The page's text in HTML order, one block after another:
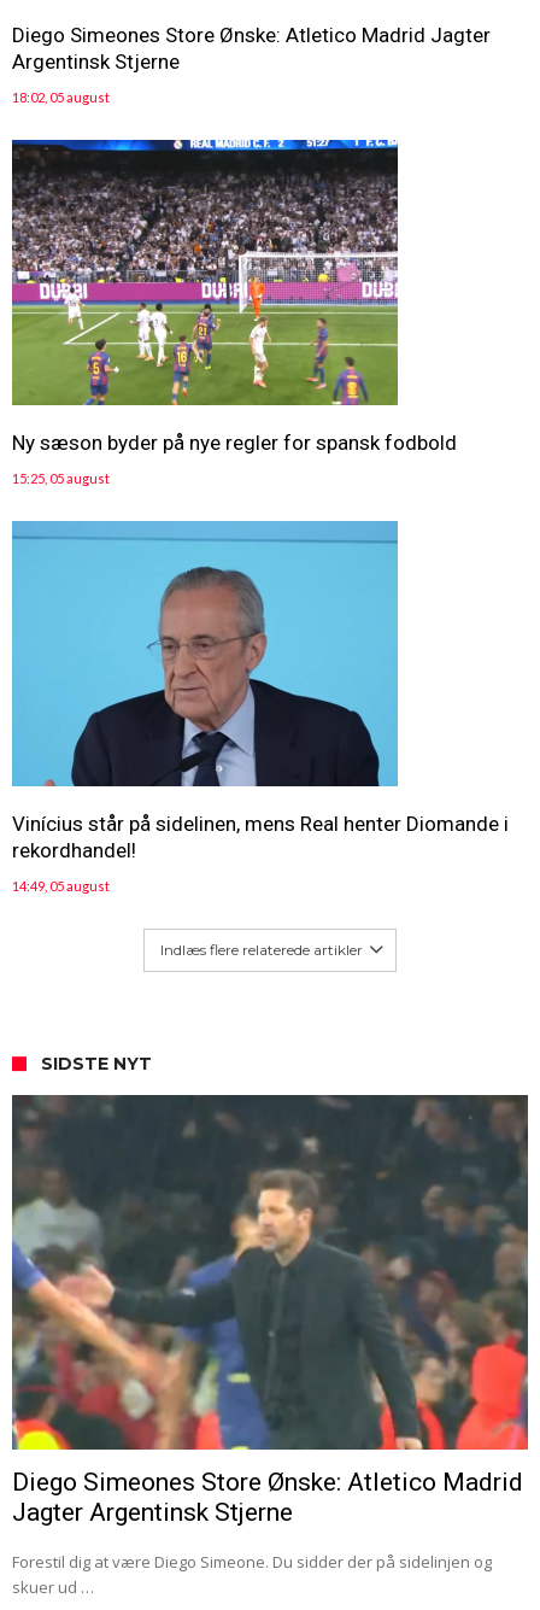
Diego Simeones Store Ønske: Atletico Madrid Jagter
Argentinsk Stjerne
18:02, 05 august
Ny sæson byder på nye regler for spansk fodbold
15:25, 05 august
Vinícius står på sidelinen, mens Real henter Diomande i
rekordhandel!
14:49, 05 august
Indlæs flere relaterede artikler
SIDSTE NYT
Diego Simeones Store Ønske: Atletico Madrid
Jagter Argentinsk Stjerne
Forestil dig at være Diego Simeone. Du sidder der på sidelinjen og
skuer ud …